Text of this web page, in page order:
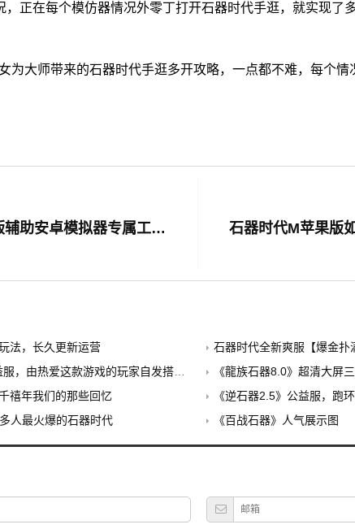
正在每个模仿器情况外零丁打开石器时代手逛，就实现了
大师带来的石器时代手逛多开攻略，一点都不难，每个情
《石器时代》手游电脑版辅助安卓模拟器专属工具 190-石器时代手游模拟器
法，长久更新运营
石器时代全新爽服【爆金扑
这款游戏的玩家自发搭建的公益养老PK服
《龍族石器8.0》超清大屏三分
禧年我们的那些回忆
《逆石器2.5》公益服，跑
人最火爆的石器时代
《百战石器》人气展示图